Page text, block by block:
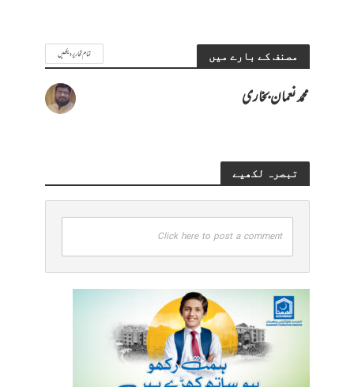
مصنف کے بارے میں تمام تحاریر دیکھیں
محمد نعمان بخاری
تبصرہ لکھیے
Click here to post a comment